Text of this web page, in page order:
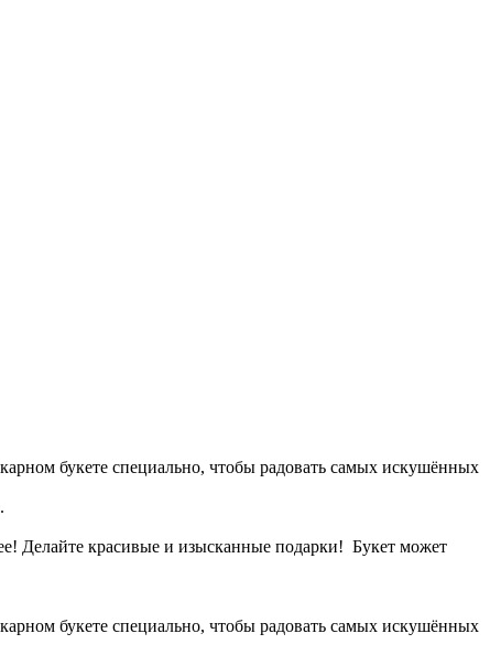
букете специально, чтобы радовать самых искушённых
Делайте красивые и изысканные подарки! Букет может
букете специально, чтобы радовать самых искушённых